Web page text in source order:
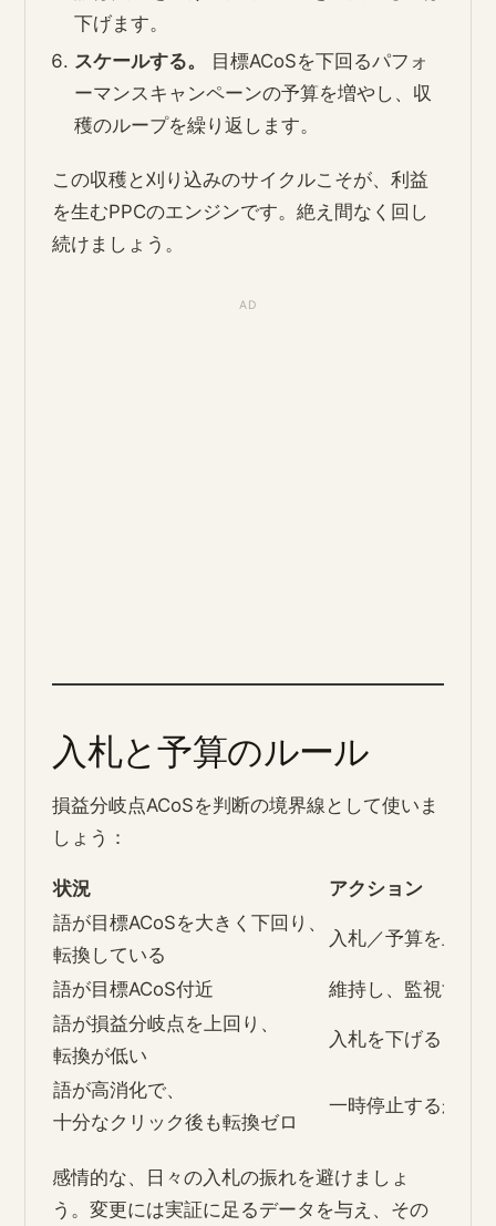
下げます。
スケールする。
目標ACoSを下回るパフォ
ーマンスキャンペーンの予算を増やし、収
穫のループを繰り返します。
この収穫と刈り込みのサイクルこそが、利益
を生むPPCのエンジンです。絶え間なく回し
続けましょう。
入札と予算のルール
損益分岐点ACoSを判断の境界線として使いま
しょう：
状況
アクション
語が目標ACoSを大きく下回り、
転換している
入札／予算を上げ
語が目標ACoS付近
維持し、監視する
語が損益分岐点を上回り、
転換が低い
入札を下げる
語が高消化で、
十分なクリック後も転換ゼロ
一時停止するか除
感情的な、日々の入札の振れを避けましょ
う。変更には実証に足るデータを与え、その